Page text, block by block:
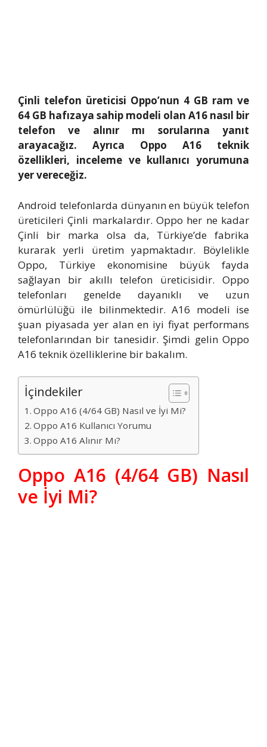
Çinli telefon üreticisi Oppo’nun 4 GB ram ve
64 GB hafızaya sahip modeli olan A16 nasıl bir
telefon ve alınır mı sorularına yanıt
arayacağız. Ayrıca Oppo A16 teknik
özellikleri, inceleme ve kullanıcı yorumuna
yer vereceğiz.
Android telefonlarda dünyanın en büyük telefon
üreticileri Çinli markalardır. Oppo her ne kadar
Çinli bir marka olsa da, Türkiye’de fabrika
kurarak yerli üretim yapmaktadır. Böylelikle
Oppo, Türkiye ekonomisine büyük fayda
sağlayan bir akıllı telefon üreticisidir. Oppo
telefonları genelde dayanıklı ve uzun
ömürlülüğü ile bilinmektedir. A16 modeli ise
şuan piyasada yer alan en iyi fiyat performans
telefonlarından bir tanesidir. Şimdi gelin Oppo
A16 teknik özelliklerine bir bakalım.
İçindekiler
Oppo A16 (4/64 GB) Nasıl ve İyi Mi?
Oppo A16 Kullanıcı Yorumu
Oppo A16 Alınır Mı?
Oppo A16 (4/64 GB) Nasıl
ve İyi Mi?